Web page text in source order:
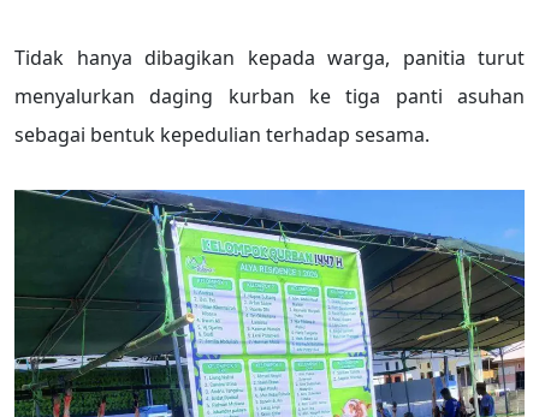
Tidak hanya dibagikan kepada warga, panitia turut
menyalurkan daging kurban ke tiga panti asuhan
sebagai bentuk kepedulian terhadap sesama.